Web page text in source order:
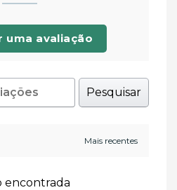
uma avaliação
Pesquisar
encontrada